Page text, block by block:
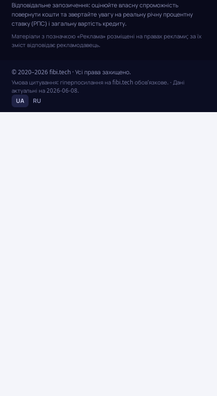
Відповідальне запозичення: оцінюйте власну спроможність
повернути кошти та звертайте увагу на реальну річну процентну
ставку (РПС) і загальну вартість кредиту.
Матеріали з позначкою «Реклама» розміщені на правах реклами; за їх
зміст відповідає рекламодавець.
© 2020–2026 fibi.tech · Усі права захищено.
Умова цитування: гіперпосилання на fibi.tech обов’язкове. · Дані
актуальні на 2026-06-08.
UA RU